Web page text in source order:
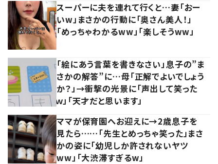
スーパーに夫を連れて行くと…妻「おー
いw」まさかの行動に「奥さん美人！」
「めっちゃわかるww」「楽しそうww」
「絵にあう言葉を書きなさい」息子の”ま
さかの解答”に…母「正解でよいでしょう
か？」→衝撃の光景に「声出して笑った
ｗ」「天才だと思います」
ママが保育園へお迎えに→2歳息子を
見たら……「先生とめっちゃ笑った」まさ
かの姿に「幼児しか許されないヤツ
ww」「大渋滞すぎるw」